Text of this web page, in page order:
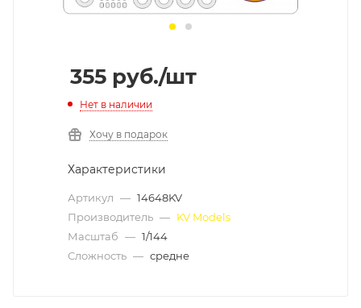
355 руб./шт
Нет в наличии
Хочу в подарок
Характеристики
Артикул — 14648KV
Производитель — KV Models
Масштаб — 1/144
Сложность — средне